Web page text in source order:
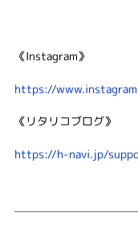
《Instagram》
https://
《リタリコブログ》
https://h-navi.jp/